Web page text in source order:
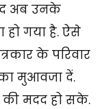
अब उनके
गया है. ऐसे
के परिवार
मुआवजा दें.
मदद हो सके.